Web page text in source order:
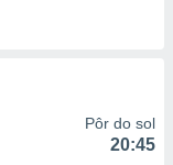
Pôr do sol
20:45